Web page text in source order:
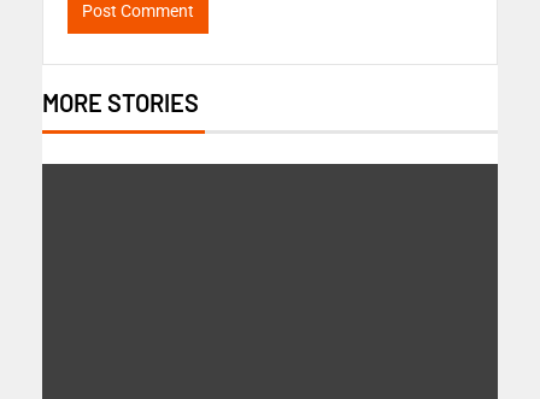
MORE STORIES